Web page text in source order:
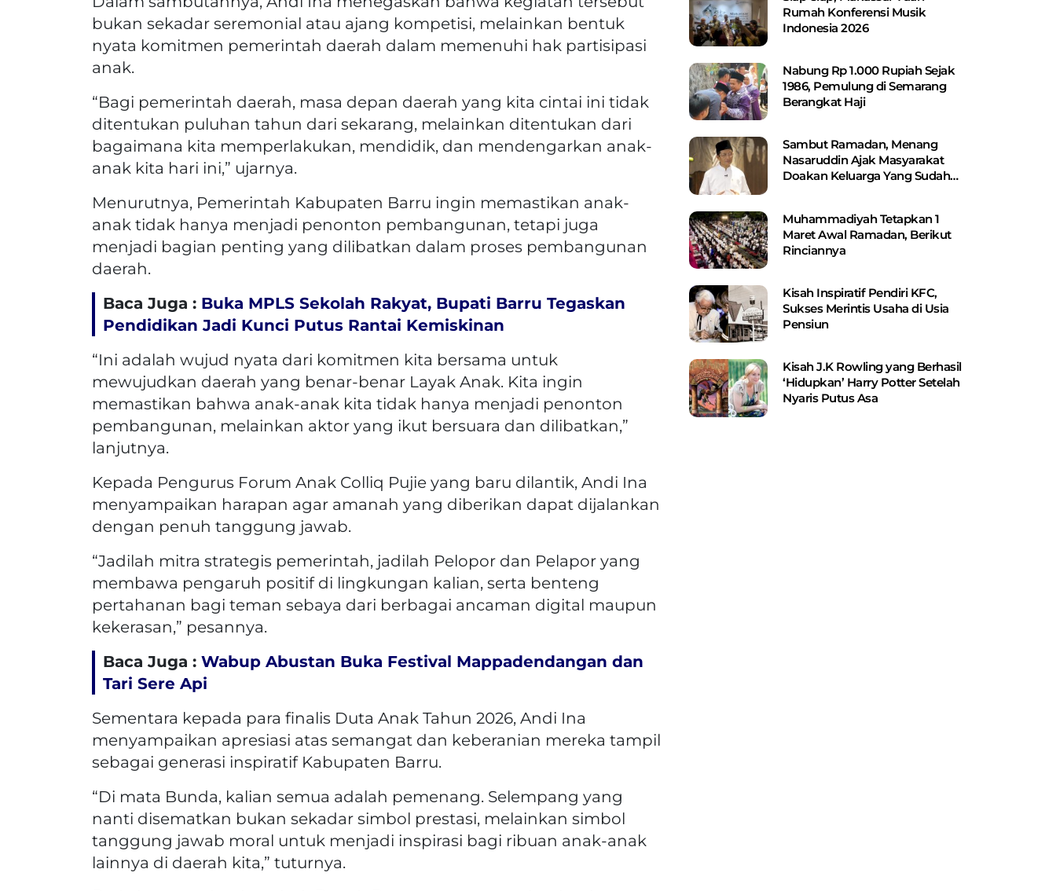
bukan sekadar seremonial atau ajang kompetisi, melainkan bentuk
nyata komitmen pemerintah daerah dalam memenuhi hak partisipasi
anak.
“Bagi pemerintah daerah, masa depan daerah yang kita cintai ini tidak
ditentukan puluhan tahun dari sekarang, melainkan ditentukan dari
bagaimana kita memperlakukan, mendidik, dan mendengarkan anak-
anak kita hari ini,” ujarnya.
Menurutnya, Pemerintah Kabupaten Barru ingin memastikan anak-
anak tidak hanya menjadi penonton pembangunan, tetapi juga
menjadi bagian penting yang dilibatkan dalam proses pembangunan
daerah.
Baca Juga : Buka MPLS Sekolah Rakyat, Bupati Barru Tegaskan
Pendidikan Jadi Kunci Putus Rantai Kemiskinan
“Ini adalah wujud nyata dari komitmen kita bersama untuk
mewujudkan daerah yang benar-benar Layak Anak. Kita ingin
memastikan bahwa anak-anak kita tidak hanya menjadi penonton
pembangunan, melainkan aktor yang ikut bersuara dan dilibatkan,”
lanjutnya.
Kepada Pengurus Forum Anak Colliq Pujie yang baru dilantik, Andi Ina
menyampaikan harapan agar amanah yang diberikan dapat dijalankan
dengan penuh tanggung jawab.
“Jadilah mitra strategis pemerintah, jadilah Pelopor dan Pelapor yang
membawa pengaruh positif di lingkungan kalian, serta benteng
pertahanan bagi teman sebaya dari berbagai ancaman digital maupun
kekerasan,” pesannya.
Baca Juga : Wabup Abustan Buka Festival Mappadendangan dan
Tari Sere Api
Sementara kepada para finalis Duta Anak Tahun 2026, Andi Ina
menyampaikan apresiasi atas semangat dan keberanian mereka tampil
sebagai generasi inspiratif Kabupaten Barru.
“Di mata Bunda, kalian semua adalah pemenang. Selempang yang
nanti disematkan bukan sekadar simbol prestasi, melainkan simbol
tanggung jawab moral untuk menjadi inspirasi bagi ribuan anak-anak
lainnya di daerah kita,” tuturnya.
Rumah Konferensi Musik
Indonesia 2026
Nabung Rp 1.000 Rupiah Sejak
1986, Pemulung di Semarang
Berangkat Haji
Sambut Ramadan, Menang
Nasaruddin Ajak Masyarakat
Doakan Keluarga Yang Sudah
Muhammadiyah Tetapkan 1
Maret Awal Ramadan, Berikut
Rinciannya
Kisah Inspiratif Pendiri KFC,
Sukses Merintis Usaha di Usia
Pensiun
Kisah J.K Rowling yang Berhasil
‘Hidupkan’ Harry Potter Setelah
Nyaris Putus Asa